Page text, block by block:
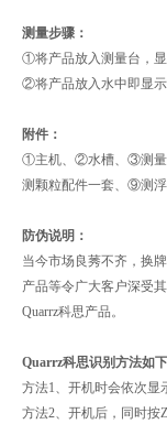
测量步骤：
①将产品放入测量台，显
②将产品放入水中即显示
附件：
①主机、②水槽、③测
测颗粒配件一套、⑨测
防伪说明：
当今市场良莠不齐，换
产品等令广大客户深受
Quarrz科思产品。
Quarrz科思识别方法如下
方法1、开机时会依次显
方法2、开机后，同时按